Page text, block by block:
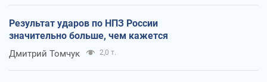
Результат ударов по НПЗ России
значительно больше, чем кажется
Дмитрий Томчук 2,0 т.